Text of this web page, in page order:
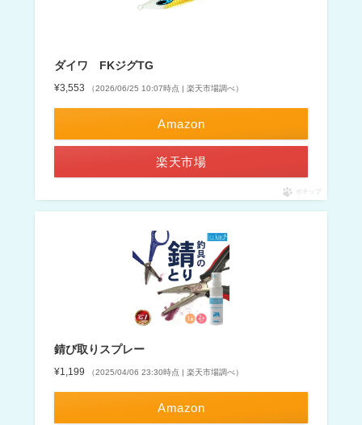
ダイワ FKジグTG
¥3,553 （2026/06/25 10:07時点 | 楽天市場調べ）
Amazon
楽天市場
ポチップ
錆び取りスプレー
¥1,199 （2025/04/06 23:30時点 | 楽天市場調べ）
Amazon